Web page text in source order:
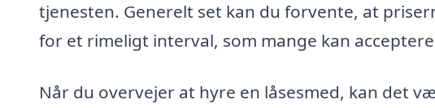
tjenesten. Generelt set kan du forvente, at
for et rimeligt interval, som mange kan
Når du overvejer at hyre en låsesmed, kan det